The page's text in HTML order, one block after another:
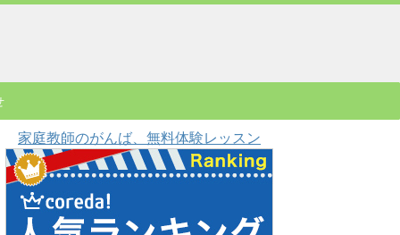
家庭教師のがんば、無料体験レッスン